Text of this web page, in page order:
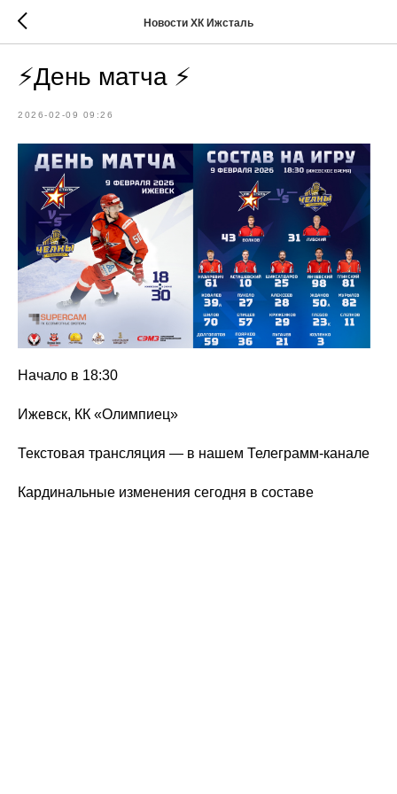
Новости ХК Ижсталь
⚡️День матча ⚡️
2026-02-09 09:26
Начало в 18:30
Ижевск, КК «Олимпиец»
Текстовая трансляция — в нашем Телеграмм-канале
Кардинальные изменения сегодня в составе